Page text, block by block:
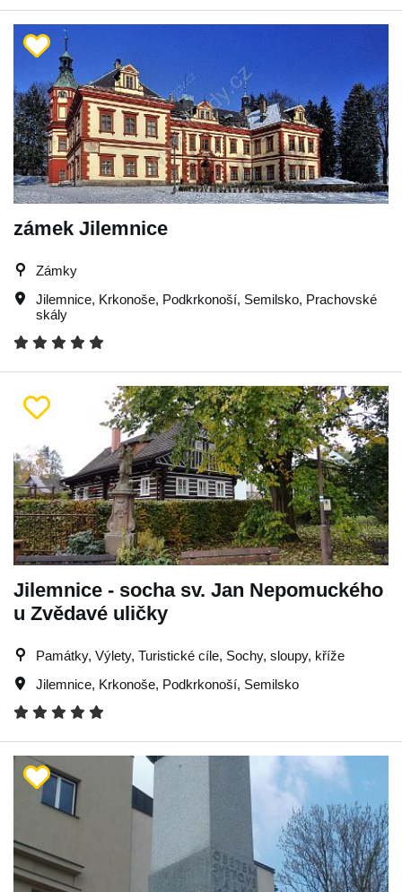
zámek Jilemnice
Zámky
Jilemnice, Krkonoše, Podkrkonoší, Semilsko, Prachovské
skály
Jilemnice - socha sv. Jan Nepomuckého
u Zvědavé uličky
Památky, Výlety, Turistické cíle, Sochy, sloupy, kříže
Jilemnice, Krkonoše, Podkrkonoší, Semilsko